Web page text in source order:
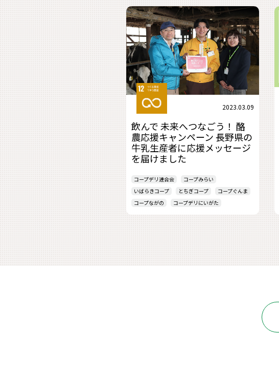
2023.03.09
飲んで 未来へつなごう！ 酪
農応援キャンペーン 長野県の
牛乳生産者に応援メッセージ
を届けました
コープデリ連合会
コープみらい
いばらきコープ
とちぎコープ
コープぐんま
コープながの
コープデリにいがた